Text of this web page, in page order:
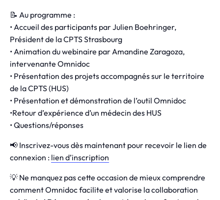
📝 Au programme :
• Accueil des participants par Julien Boehringer,
Président de la CPTS Strasbourg
• Animation du webinaire par Amandine Zaragoza,
intervenante Omnidoc
• Présentation des projets accompagnés sur le territoire
de la CPTS (HUS)
• Présentation et démonstration de l’outil Omnidoc
•Retour d’expérience d’un médecin des HUS
• Questions/réponses
📢 Inscrivez-vous dès maintenant pour recevoir le lien de
connexion : lien d’inscription
💡 Ne manquez pas cette occasion de mieux comprendre
comment Omnidoc facilite et valorise la collaboration